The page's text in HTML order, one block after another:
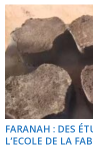
FARANAH : DES
L’ECOLE DE LA